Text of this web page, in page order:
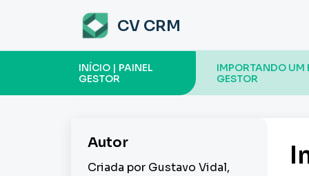
CV CRM
IMPORTANDO UM
GESTOR
INÍCIO | PAINEL
GESTOR
Autor
Criada por Gustavo Vidal,